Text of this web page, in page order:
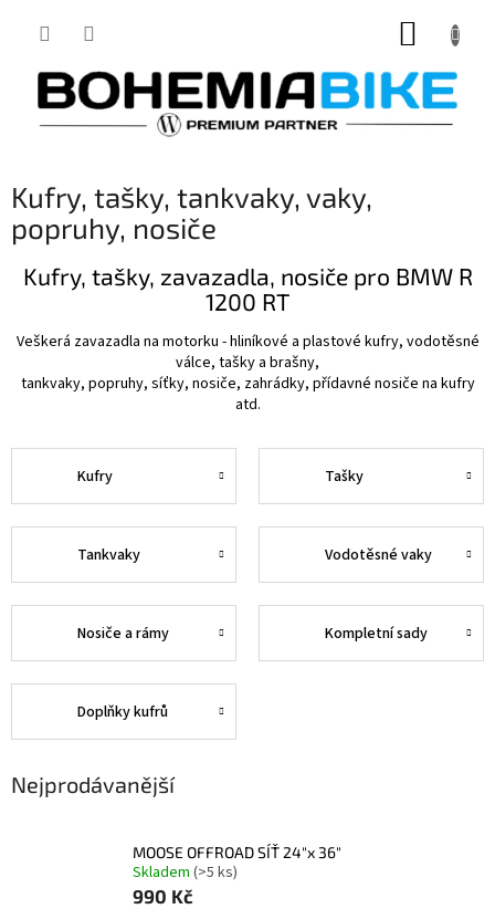
Kufry, tašky, tankvaky, vaky,
popruhy, nosiče
Kufry, tašky, zavazadla, nosiče pro BMW R
1200 RT
Veškerá zavazadla na motorku - hliníkové a plastové kufry, vodotěsné
válce, tašky a brašny,
tankvaky, popruhy, síťky, nosiče, zahrádky, přídavné nosiče na kufry
atd.
Kufry Tašky
Tankvaky Vodotěsné vaky
Nosiče a rámy Kompletní sady
Doplňky kufrů
Nejprodávanější
MOOSE OFFROAD SÍŤ 24"x 36"
Skladem (>5 ks)
990 Kč